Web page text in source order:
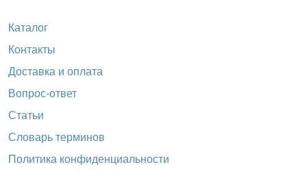
Каталог
Контакты
Доставка и оплата
Вопрос-ответ
Статьи
Словарь терминов
Политика конфиденциальности